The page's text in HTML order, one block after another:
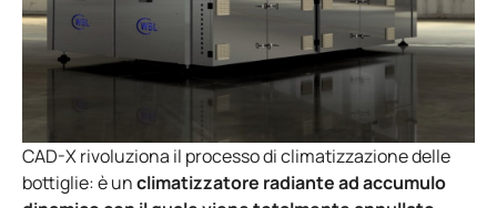
CAD-X rivoluziona il processo di climatizzazione delle
bottiglie: è unclimatizzatore radiante ad accumulo